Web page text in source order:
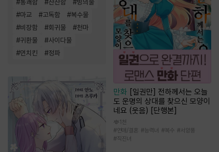
#통쾌함 #잔잔함 #빙의물
#마교 #고독함 #복수물
#비장함 #회귀물 #천마
#귀환물 #사이다물
#먼치킨 #정파
만화 [일권만] 전하께서는 오늘
도 운명의 상대를 찾으신 모양이
네요 (웃음) [단행본]
1천
#연애/결혼 #능력녀 #복수 #서양풍
#직진녀